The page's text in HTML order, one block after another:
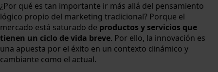
¿Por qué es tan importante ir más allá del pensamiento
lógico propio del marketing tradicional? Porque el
mercado está saturado de productos y servicios que
tienen un ciclo de vida breve. Por ello, la innovación es
una apuesta por el éxito en un contexto dinámico y
cambiante como el actual.